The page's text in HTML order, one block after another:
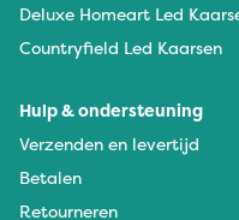
Deluxe Homeart Led
Countryfield Led Kaarsen
Hulp & ondersteuning
Verzenden en levertijd
Betalen
Retourneren